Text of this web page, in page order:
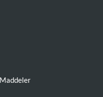
Maddeler